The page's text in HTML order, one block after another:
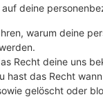
deine
warum deine
Recht deine uns
hast das Recht
gelöscht oder